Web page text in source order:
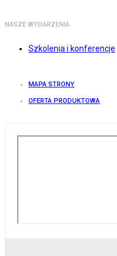
NASZE WYDARZENIA
Szkolenia i konferencje
MAPA STRONY
OFERTA PRODUKTOWA